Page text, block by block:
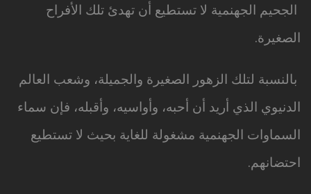
الجحيم الجهنمية لا تستطيع أن تهدئ تلك الأفراح
الصغيرة.
بالنسبة لتلك الزهور الصغيرة والجميلة، وشعب العالم
الدنيوي الذي أريد أن أحبه، وأواسيه، وأقبله، فإن سماء
السماوات الجهنمية مشغولة للغاية بحيث لا تستطيع
احتضانهم.